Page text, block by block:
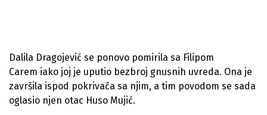
Dalila Dragojević se ponovo pomirila sa Filipom
Carem iako joj je uputio bezbroj gnusnih uvreda. Ona je
završila ispod pokrivača sa njim, a tim povodom se sada
oglasio njen otac Huso Mujić.